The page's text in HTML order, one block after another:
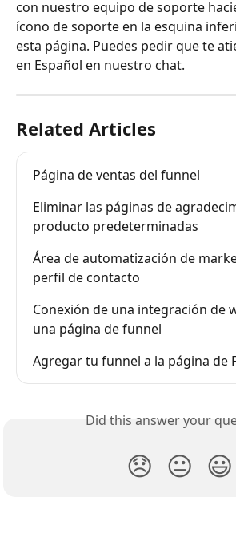
con nuestro equipo de soporte
ícono de soporte en la esquina
esta página. Puedes pedir que te
en Español en nuestro chat.
Related Articles
Página de ventas del funnel
Eliminar las páginas de
producto predeterminadas
Área de automatización de
perfil de contacto
Conexión de una integración de
una página de funnel
Agregar tu funnel a la página de
Did this answer your
😞 😐 😃